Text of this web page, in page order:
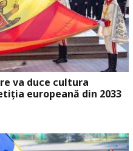
va duce cultura
europeană din 2033